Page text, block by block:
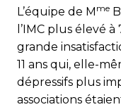
L’équipe de M me
l’IMC plus élevé
grande
11 ans qui, elle-
dépressifs plus
associations